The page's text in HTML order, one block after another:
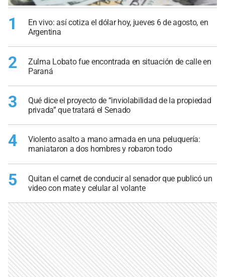
1
En vivo: así cotiza el dólar hoy, jueves 6 de agosto, en
Argentina
2
Zulma Lobato fue encontrada en situación de calle en
Paraná
3
Qué dice el proyecto de “inviolabilidad de la propiedad
privada” que tratará el Senado
4
Violento asalto a mano armada en una peluquería:
maniataron a dos hombres y robaron todo
5
Quitan el carnet de conducir al senador que publicó un
video con mate y celular al volante